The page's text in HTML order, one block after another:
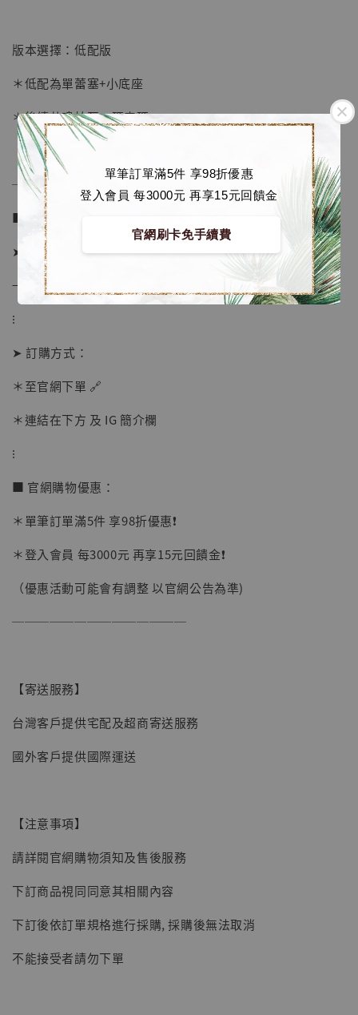
單筆訂單滿5件 享98折優惠
登入會員 每3000元 再享15元回饋金
官網刷卡免手續費
【店內現貨】海賊王 系列蒐藏雕像 布魯克達
NT$ 1,870
加購優惠【讓子彈飛 鵝城縣長 張麻子 [BK01]】
【現貨】BJSTUDIO 1/6系列可動蒐藏人偶 讓
NT$ 4,980
NT$ 5,300
版本選擇：低配版
＊低配為單蕾塞+小底座
＊後續共鳴帕瓦、瑪奇瑪
──────────────
■ 販售資訊：
➤ 價格 5480元
→ 售價已包含國際運費
⁝
➤ 訂購方式：
＊至官網下單 🔗
＊連結在下方 及 IG 簡介欄
⁝
■ 官網購物優惠：
＊單筆訂單滿5件 享98折優惠❗️
＊登入會員 每3000元 再享15元回饋金❗️
（優惠活動可能會有調整 以官網公告為準)
──────────────
【寄送服務】
台灣客戶提供宅配及超商寄送服務
國外客戶提供國際運送
【注意事項】
請詳閱官網購物須知及售後服務
下訂商品視同同意其相關內容
下訂後依訂單規格進行採購, 採購後無法取消
不能接受者請勿下單